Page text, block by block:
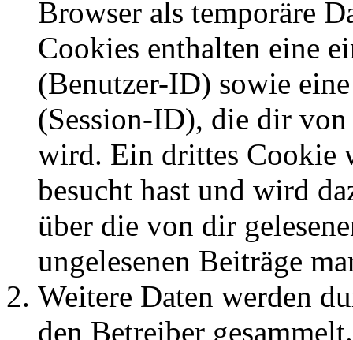
Browser als temporäre
Cookies enthalten eine
(Benutzer-ID) sowie
(Session-ID), die dir
wird. Ein drittes Cookie
besucht hast und wird
über die von dir
ungelesenen Beiträge
Weitere Daten werden
den Betreiber